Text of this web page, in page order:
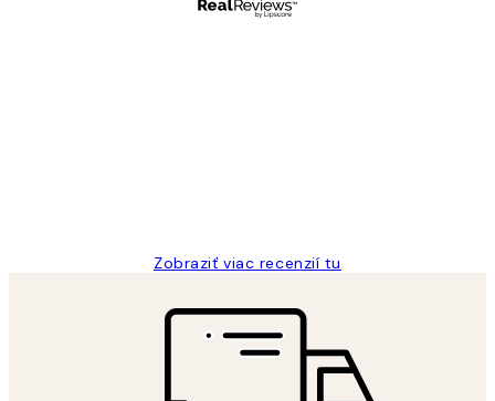
Zobraziť viac recenzií tu